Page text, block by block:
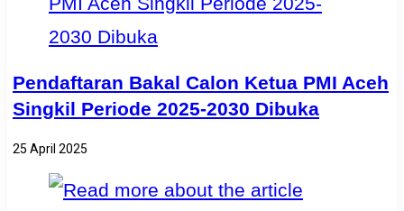
Pendaftaran Bakal Calon Ketua PMI Aceh
Singkil Periode 2025-2030 Dibuka
25 April 2025